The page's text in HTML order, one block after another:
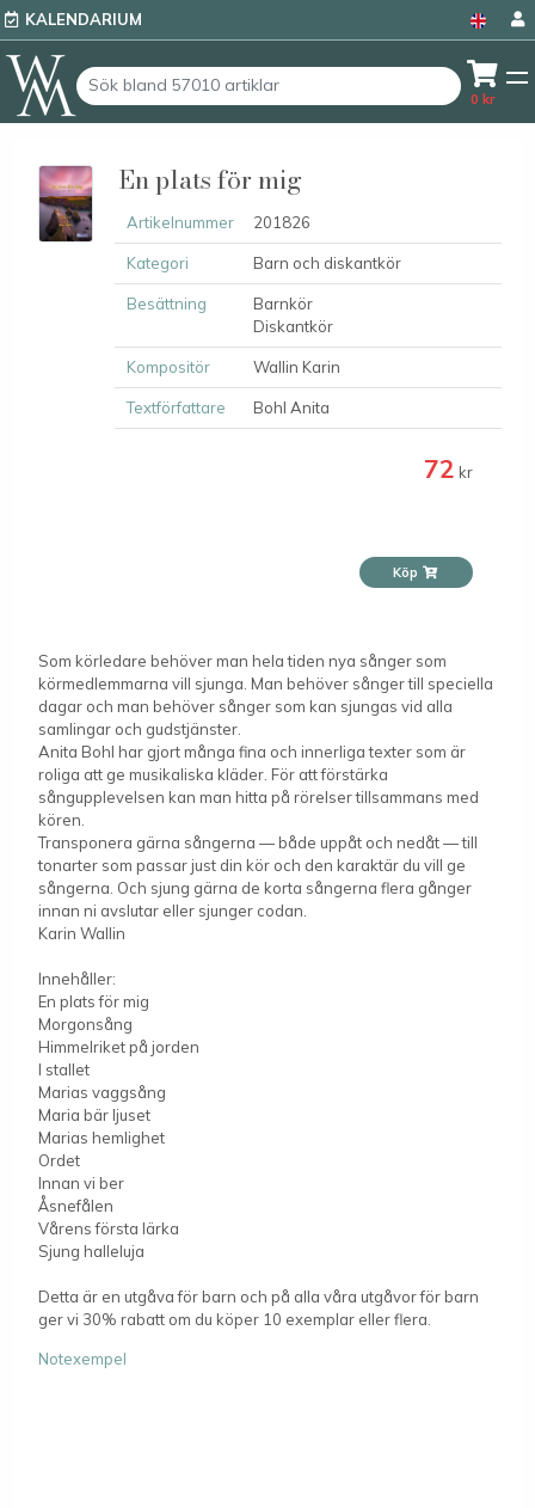
KALENDARIUM
0 kr
En plats för mig
Artikelnummer 201826
Kategori Barn och diskantkör
Besättning
Barnkör
Diskantkör
Kompositör Wallin Karin
Textförfattare Bohl Anita
72 kr
Köp
Som körledare behöver man hela tiden nya sånger som
körmedlemmarna vill sjunga. Man behöver sånger till speciella
dagar och man behöver sånger som kan sjungas vid alla
samlingar och gudstjänster.
Anita Bohl har gjort många fina och innerliga texter som är
roliga att ge musikaliska kläder. För att förstärka
sångupplevelsen kan man hitta på rörelser tillsammans med
kören.
Transponera gärna sångerna — både uppåt och nedåt — till
tonarter som passar just din kör och den karaktär du vill ge
sångerna. Och sjung gärna de korta sångerna flera gånger
innan ni avslutar eller sjunger codan.
Karin Wallin
Innehåller:
En plats för mig
Morgonsång
Himmelriket på jorden
I stallet
Marias vaggsång
Maria bär ljuset
Marias hemlighet
Ordet
Innan vi ber
Åsnefålen
Vårens första lärka
Sjung halleluja
Detta är en utgåva för barn och på alla våra utgåvor för barn
ger vi 30% rabatt om du köper 10 exemplar eller flera.
Notexempel